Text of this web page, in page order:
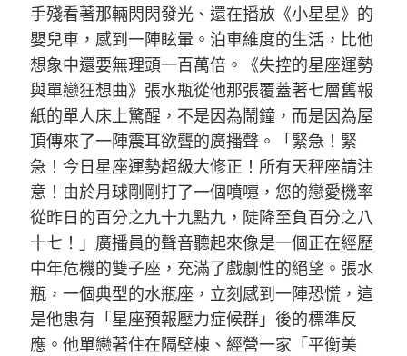
手殘看著那輛閃閃發光、還在播放《小星星》的
嬰兒車，感到一陣眩暈。泊車維度的生活，比他
想象中還要無理頭一百萬倍。《失控的星座運勢
與單戀狂想曲》張水瓶從他那張覆蓋著七層舊報
紙的單人床上驚醒，不是因為鬧鐘，而是因為屋
頂傳來了一陣震耳欲聾的廣播聲。「緊急！緊
急！今日星座運勢超級大修正！所有天秤座請注
意！由於月球剛剛打了一個噴嚏，您的戀愛機率
從昨日的百分之九十九點九，陡降至負百分之八
十七！」廣播員的聲音聽起來像是一個正在經歷
中年危機的雙子座，充滿了戲劇性的絕望。張水
瓶，一個典型的水瓶座，立刻感到一陣恐慌，這
是他患有「星座預報壓力症候群」後的標準反
應。他單戀著住在隔壁棟、經營一家「平衡美